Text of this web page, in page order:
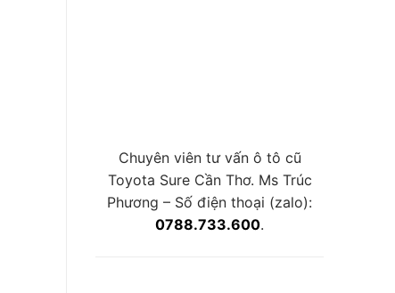
Chuyên viên tư vấn ô tô cũ
Toyota Sure Cần Thơ. Ms Trúc
Phương – Số điện thoại (zalo):
0788.733.600.